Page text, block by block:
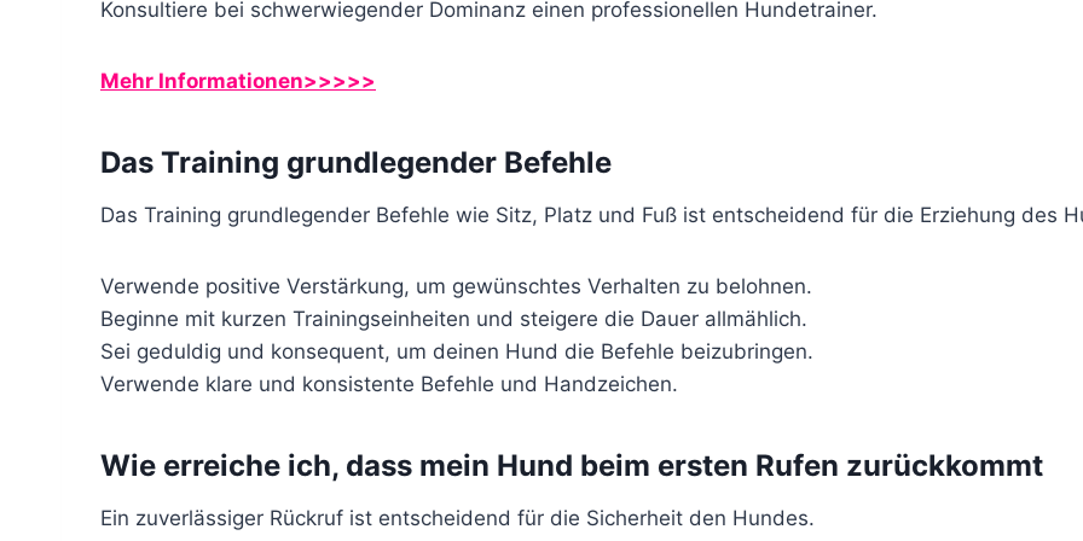
Konsultiere bei schwerwiegender Dominanz einen professionellen Hundetrainer.
Mehr Informationen>>>>>
Das Training grundlegender Befehle
Das Training grundlegender Befehle wie Sitz, Platz und Fuß ist entscheidend für die Erziehung des
Verwende positive Verstärkung, um gewünschtes Verhalten zu belohnen.
Beginne mit kurzen Trainingseinheiten und steigere die Dauer allmählich.
Sei geduldig und konsequent, um deinen Hund die Befehle beizubringen.
Verwende klare und konsistente Befehle und Handzeichen.
Wie erreiche ich, dass mein Hund beim ersten Rufen zurückkommt
Ein zuverlässiger Rückruf ist entscheidend für die Sicherheit den Hundes.